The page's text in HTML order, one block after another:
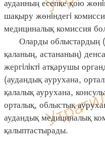
шақыру жөнiндегi
медициналық комиссия
Оларды облыстардың
қаланың, астананың)
жергiлiктi атқарушы
(аудандық аурухана,
қалалық аурухана,
орталық, облыстық
аудандық медициналық
қалыптастырады.